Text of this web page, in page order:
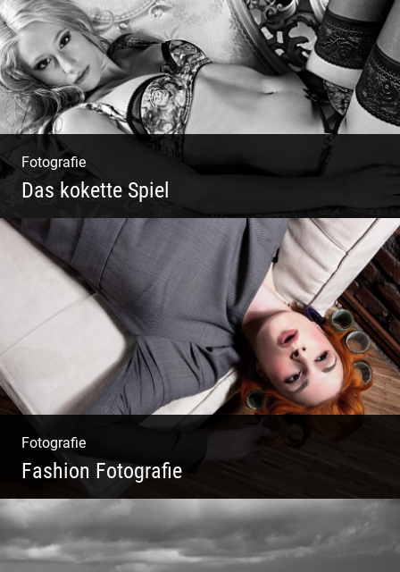
Fotografie
Das kokette Spiel
Sinnlich inszeniert, spielerische Poesie
Fotografie
Fashion Fotografie
Mode|Menschen|Magazin